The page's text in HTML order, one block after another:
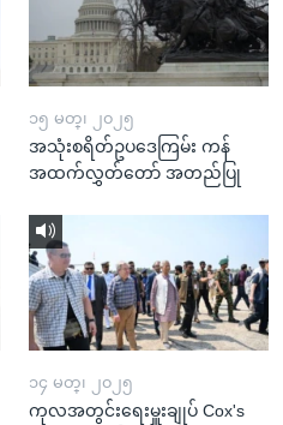
၁၅ မတ္၊ ၂၀၂၅
အသုံးစရိတ်ဥပဒေကြမ်း ကန်
အထက်လွှတ်တော် အတည်ပြု
၁၄ မတ္၊ ၂၀၂၅
ကုလအတွင်းရေးမှူးချုပ် Cox's